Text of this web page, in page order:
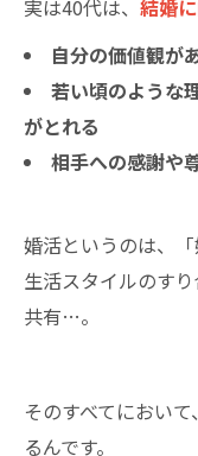
実は40代は、 結婚
自分の価値観が
若い頃のような
がとれる
相手への感謝や
婚活というのは、
生活スタイルのす
共有…。
そのすべてにおい
るんです。